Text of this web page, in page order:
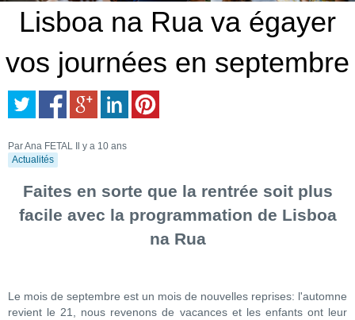
Lisboa na Rua va égayer
vos journées en septembre
Par Ana FETAL
Il y a 10 ans
Actualités
Faites en sorte que la rentrée soit plus
facile avec la programmation de Lisboa
na Rua
Le mois de septembre est un mois de nouvelles reprises: l'automne
revient le 21, nous revenons de vacances et les enfants ont leur